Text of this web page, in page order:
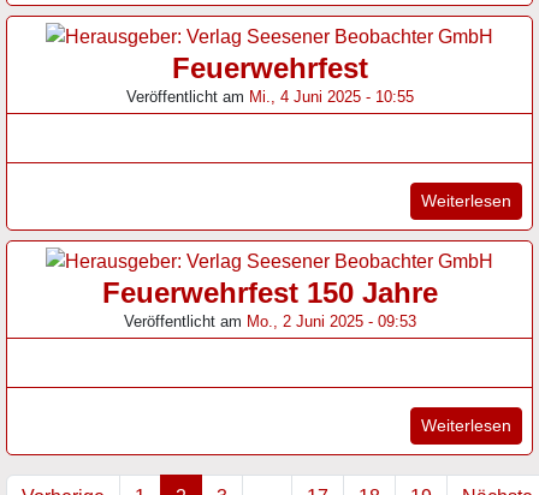
Feuerwehrfest
Veröffentlicht am Mi., 4 Juni 2025 - 10:55
Weiterlesen
Feuerwehrfest 150 Jahre
Veröffentlicht am Mo., 2 Juni 2025 - 09:53
Weiterlesen